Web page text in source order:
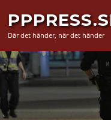
innehåll
Där det händer, när det händer